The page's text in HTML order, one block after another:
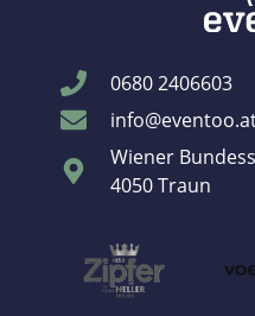
0680 2406603
Wiener
4050 Traun